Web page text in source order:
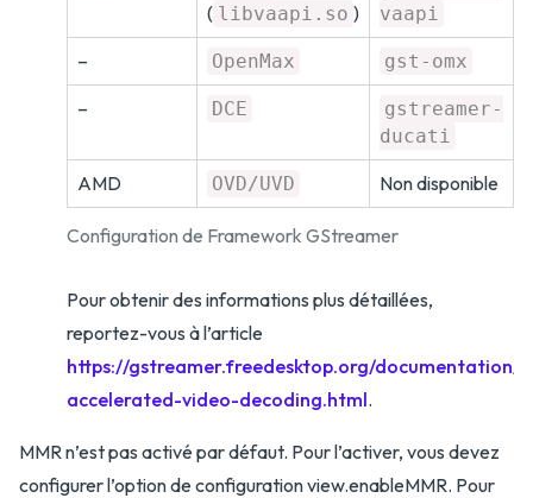
Configuration de Framework GStreamer
( libvaapi.so )
vaapi
– OpenMax gst-omx
– DCE
gstreamer-
ducati
AMD OVD/UVD Non disponible
Pour obtenir des informations plus détaillées,
reportez-vous à l’article
https://gstreamer.freedesktop.org/documentation/
accelerated-video-decoding.html.
MMR n’est pas activé par défaut. Pour l’activer, vous devez
configurer l’option de configuration view.enableMMR. Pour